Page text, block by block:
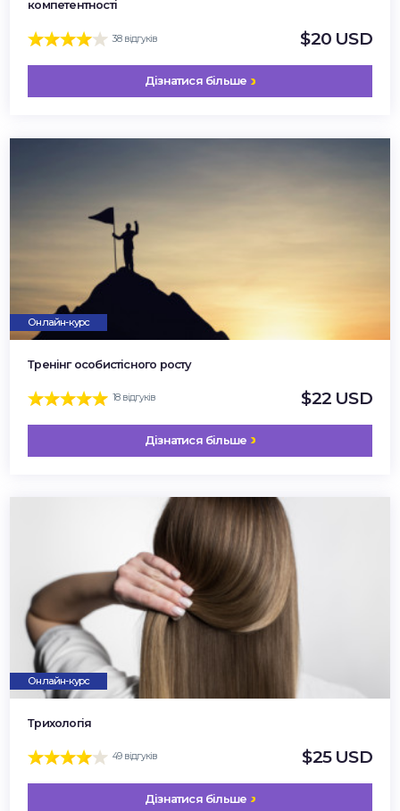
компетентності
38 відгуків $20 USD
Дізнатися більше
Онлайн-курс
Тренінг особистісного росту
18 відгуків $22 USD
Дізнатися більше
Онлайн-курс
Трихологія
49 відгуків $25 USD
Дізнатися більше